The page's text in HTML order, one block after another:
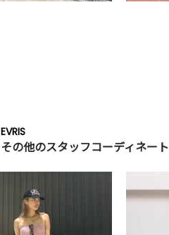
EVRIS
その他のスタッフコーディネート